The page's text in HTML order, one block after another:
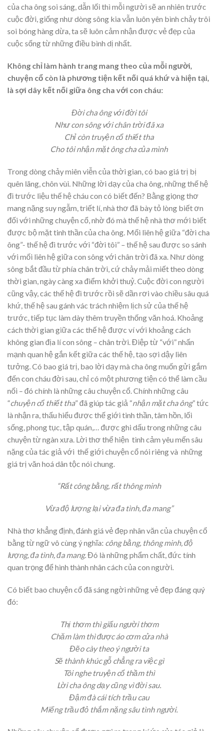
của cha ông soi sáng, dẫn lối thì mỗi người sẽ an nhiên trước
cuộc đời, giống như dòng sông kia vẫn luôn yên bình chảy trôi
soi bóng hàng dừa, ta sẽ luôn cảm nhận được vẻ đẹp của
cuộc sống từ những điều bình dị nhất.
Không chỉ làm hành trang mang theo của mỗi người,
chuyện cổ còn là phương tiện kết nối quá khứ và hiện tại,
là sợi dây kết nối giữa ông cha với con cháu:
Đời cha ông với đời tôi
Như con sông với chân trời đã xa
Chỉ còn truyện cổ thiết tha
Cho tôi nhận mặt ông cha của mình
Trong dòng chảy miên viễn của thời gian, có bao giá trị bị
quên lãng, chôn vùi. Những lời dạy của cha ông, những thế hệ
đi trước liệu thế hệ cháu con có biết đến? Bằng giọng thơ
mang nặng suy ngẫm, triết lí, nhà thơ đã bày tỏ lòng biết ơn
đối với những chuyện cổ, nhờ đó mà thế hệ nhà thơ mới biết
được bộ mặt tinh thần của cha ông. Mối liên hệ giữa “đời cha
ông”- thế hệ đi trước với “đời tôi” – thế hệ sau được so sánh
với mối liên hệ giữa con sông với chân trời đã xa. Như dòng
sông bắt đầu từ phía chân trời, cứ chảy mải miết theo dòng
thời gian, ngày càng xa điểm khởi thuỷ. Cuộc đời con người
cũng vậy, các thế hệ đi trước rồi sẽ dần rơi vào chiều sâu quá
khứ, thế hệ sau gánh vác trách nhiệm lịch sử của thế hệ
trước, tiếp tục làm dày thêm truyền thống văn hoá. Khoảng
cách thời gian giữa các thế hệ được ví với khoảng cách
không gian địa lí con sông – chân trời. Điệp từ “với” nhấn
mạnh quan hệ gắn kết giữa các thế hệ, tạo sợi dậy liên
tưởng. Có bao giá trị, bao lời dạy mà cha ông muốn gửi gắm
đến con cháu đời sau, chỉ có một phương tiện có thể làm cầu
nối – đó chính là những câu chuyện cổ. Chính những câu
“chuyện cổ thiết tha” đã giúp tác giả “nhận mặt cha ông” tức
là nhận ra, thấu hiểu được thế giới tinh thần, tâm hồn, lối
sống, phong tục, tập quán,… được ghi dấu trong những câu
chuyện từ ngàn xưa. Lời thơ thể hiện tình cảm yêu mến sâu
nặng của tác giả với thế giới chuyện cổ nói riêng và những
giá trị văn hoá dân tộc nói chung.
“Rất công bằng, rất thông minh
Vừa độ lượng lại vừa đa tình, đa mang”
Nhà thơ khẳng định, đánh giá vẻ đẹp nhân văn của chuyện cổ
bằng từ ngữ vô cùng ý nghĩa: công bằng, thông minh, độ
lượng, đa tình, đa mang. Đó là những phẩm chất, đức tính
quan trọng để hình thành nhân cách của con người.
Có biết bao chuyện cổ đã sáng ngời những vẻ đẹp đáng quý
đó:
Thị thơm thì giấu người thơm
Chăm làm thì được áo cơm cửa nhà
Đẽo cày theo ý người ta
Sẽ thành khúc gỗ chẳng ra việc gì
Tôi nghe truyện cổ thầm thì
Lời cha ông dạy cũng vì đời sau.
Đậm đà cái tích trầu cau
Miếng trầu đỏ thắm nặng sâu tình người.